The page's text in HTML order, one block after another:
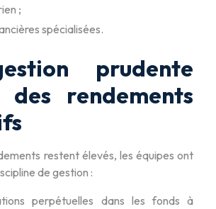
;
spécialisées.
prudente
des rendements
restent élevés, les équipes ont
de gestion :
perpétuelles dans les fonds à